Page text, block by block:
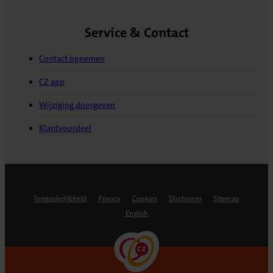
Service & Contact
Contact opnemen
CZ app
Wijziging doorgeven
Klantvoordeel
Toegankelijkheid Privacy Cookies Disclaimer
Sitemap
English